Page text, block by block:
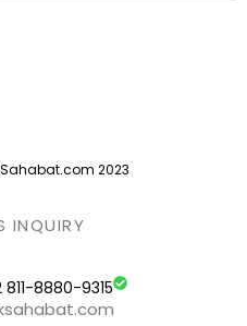
2023
INQUIRY
811-8880-9315